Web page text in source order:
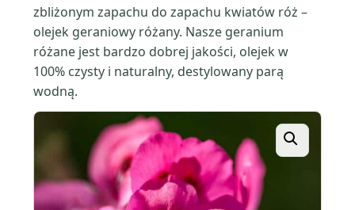
zbliżonym zapachu do zapachu kwiatów róż –
olejek geraniowy różany. Nasze geranium
różane jest bardzo dobrej jakości, olejek w
100% czysty i naturalny, destylowany parą
wodną.